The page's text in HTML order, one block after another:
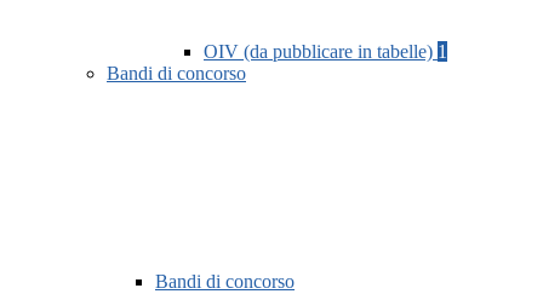
OIV (da pubblicare in tabelle) 1
Bandi di concorso
Bandi di concorso